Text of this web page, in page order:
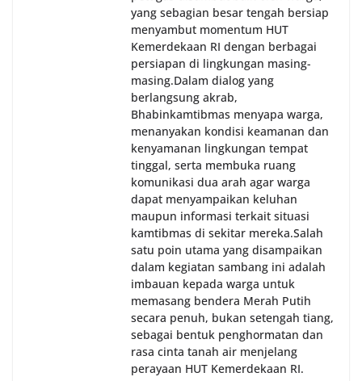
yang sebagian besar tengah bersiap
menyambut momentum HUT
Kemerdekaan RI dengan berbagai
persiapan di lingkungan masing-
masing.‎Dalam dialog yang
berlangsung akrab,
Bhabinkamtibmas menyapa warga,
menanyakan kondisi keamanan dan
kenyamanan lingkungan tempat
tinggal, serta membuka ruang
komunikasi dua arah agar warga
dapat menyampaikan keluhan
maupun informasi terkait situasi
kamtibmas di sekitar mereka.‎‎‎Salah
satu poin utama yang disampaikan
dalam kegiatan sambang ini adalah
imbauan kepada warga untuk
memasang bendera Merah Putih
secara penuh, bukan setengah tiang,
sebagai bentuk penghormatan dan
rasa cinta tanah air menjelang
perayaan HUT Kemerdekaan RI.